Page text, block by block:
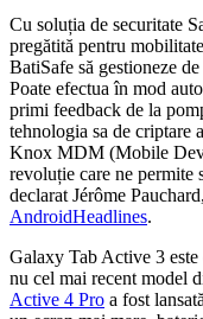
Cu soluția de securitate
pregătită pentru
BatiSafe să gestioneze
Poate efectua în mod
primi feedback de la
tehnologia sa de criptare
Knox MDM (Mobile
revoluție care ne permite
declarat Jérôme
AndroidHeadlines.
Galaxy Tab Active 3 este
nu cel mai recent model
Active 4 Pro a fost